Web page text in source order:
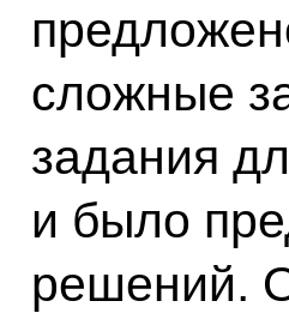
сложные
задания
и было
решений.